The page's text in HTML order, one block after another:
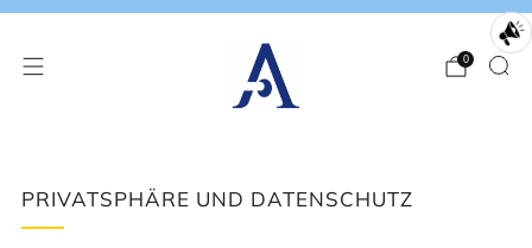
0
PRIVATSPHÄRE UND DATENSCHUTZ